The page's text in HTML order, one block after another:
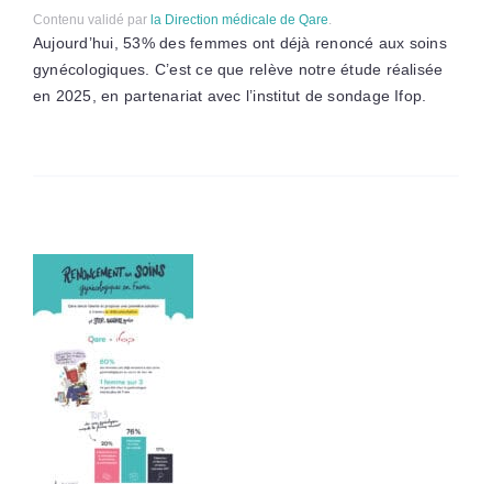
Contenu validé par la Direction médicale de Qare.
Aujourd’hui, 53% des femmes ont déjà renoncé aux soins
gynécologiques. C’est ce que relève notre étude réalisée
en 2025, en partenariat avec l’institut de sondage Ifop.